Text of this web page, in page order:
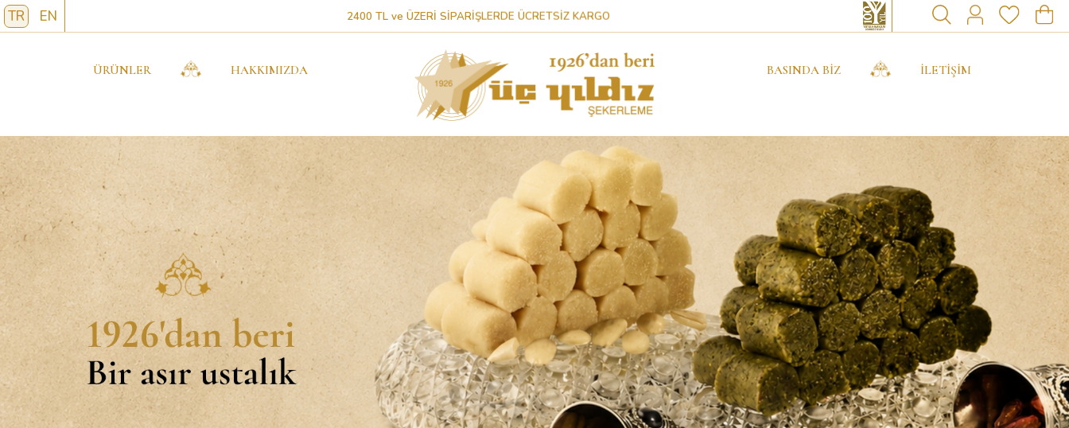
TR EN 2400 TL ve ÜZERİ SİPARİŞLERDE ÜCRETSİZ KARGO
ÜRÜNLER HAKKIMIZDA BASINDA BİZ İLETİŞİM